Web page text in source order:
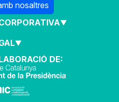
nosaltres
DE: